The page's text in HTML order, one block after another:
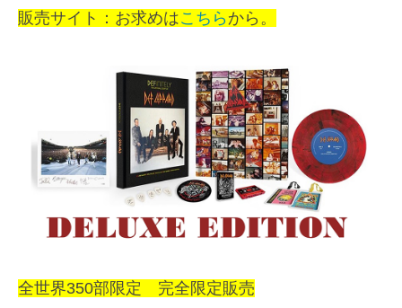
販売サイト：お求めはこちらから。
全世界350部限定 完全限定販売